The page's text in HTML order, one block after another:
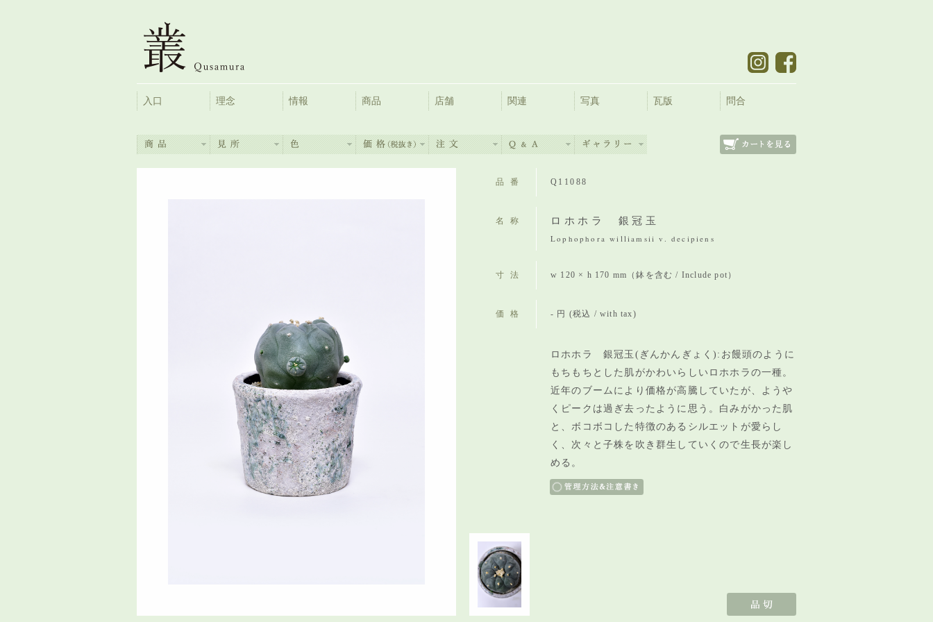
入口 理念 情報 商品 店舗 関連 写真 瓦版 問合
品番 Q11088
名称 ロホホラ 銀冠玉
Lophophora williamsii v. decipiens
寸法 w 120 × h 170 mm（鉢を含む / Include pot）
価格 - 円 (税込 / with tax)
ロホホラ 銀冠玉(ぎんかんぎょく):お饅頭のように
もちもちとした肌がかわいらしいロホホラの一種。
近年のブームにより価格が高騰していたが、ようや
くピークは過ぎ去ったように思う。白みがかった肌
と、ボコボコした特徴のあるシルエットが愛らし
く、次々と子株を吹き群生していくので生長が楽し
める。